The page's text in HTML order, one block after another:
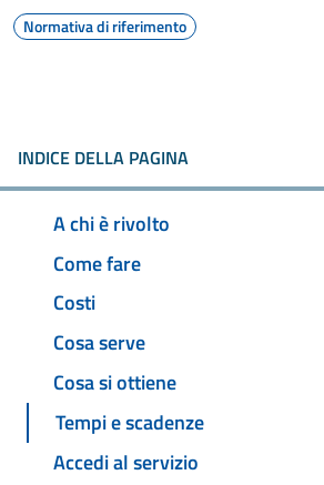
Normativa di riferimento
INDICE DELLA PAGINA
A chi è rivolto
Come fare
Costi
Cosa serve
Cosa si ottiene
Tempi e scadenze
Accedi al servizio